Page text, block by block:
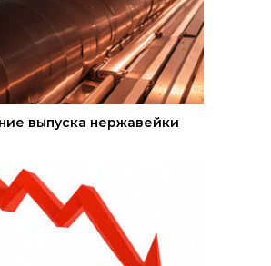
выпуска нержавейки